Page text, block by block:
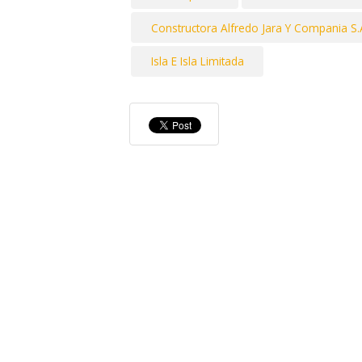
Constructora Alfredo Jara Y Compania
Isla E Isla Limitada